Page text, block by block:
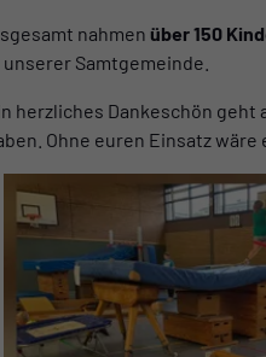
nahmen über 150
unserer Samtgemeinde.
herzliches Dankeschön geht
Ohne euren Einsatz